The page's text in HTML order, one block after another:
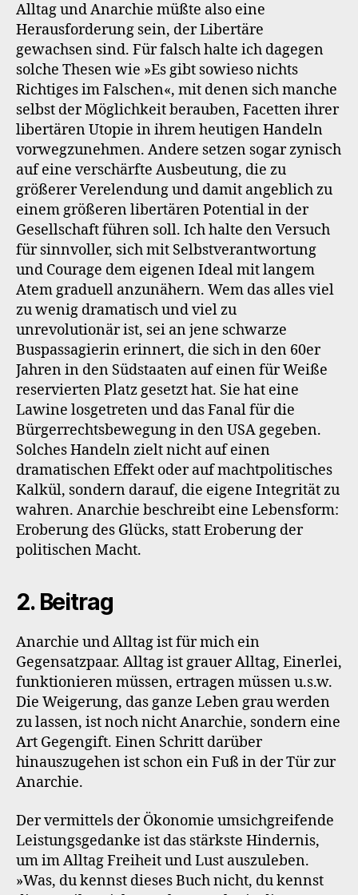
Alltag und Anarchie müßte also eine
Herausforderung sein, der Libertäre
gewachsen sind. Für falsch halte ich dagegen
solche Thesen wie »Es gibt sowieso nichts
Richtiges im Falschen«, mit denen sich manche
selbst der Möglichkeit berauben, Facetten ihrer
libertären Utopie in ihrem heutigen Handeln
vorwegzunehmen. Andere setzen sogar zynisch
auf eine verschärfte Ausbeutung, die zu
größerer Verelendung und damit angeblich zu
einem größeren libertären Potential in der
Gesellschaft führen soll. Ich halte den Versuch
für sinnvoller, sich mit Selbstverantwortung
und Courage dem eigenen Ideal mit langem
Atem graduell anzunähern. Wem das alles viel
zu wenig dramatisch und viel zu
unrevolutionär ist, sei an jene schwarze
Buspassagierin erinnert, die sich in den 60er
Jahren in den Südstaaten auf einen für Weiße
reservierten Platz gesetzt hat. Sie hat eine
Lawine losgetreten und das Fanal für die
Bürgerrechtsbewegung in den USA gegeben.
Solches Handeln zielt nicht auf einen
dramatischen Effekt oder auf machtpolitisches
Kalkül, sondern darauf, die eigene Integrität zu
wahren. Anarchie beschreibt eine Lebensform:
Eroberung des Glücks, statt Eroberung der
politischen Macht.
2. Beitrag
Anarchie und Alltag ist für mich ein
Gegensatzpaar. Alltag ist grauer Alltag, Einerlei,
funktionieren müssen, ertragen müssen u.s.w.
Die Weigerung, das ganze Leben grau werden
zu lassen, ist noch nicht Anarchie, sondern eine
Art Gegengift. Einen Schritt darüber
hinauszugehen ist schon ein Fuß in der Tür zur
Anarchie.
Der vermittels der Ökonomie umsichgreifende
Leistungsgedanke ist das stärkste Hindernis,
um im Alltag Freiheit und Lust auszuleben.
»Was, du kennst dieses Buch nicht, du kennst